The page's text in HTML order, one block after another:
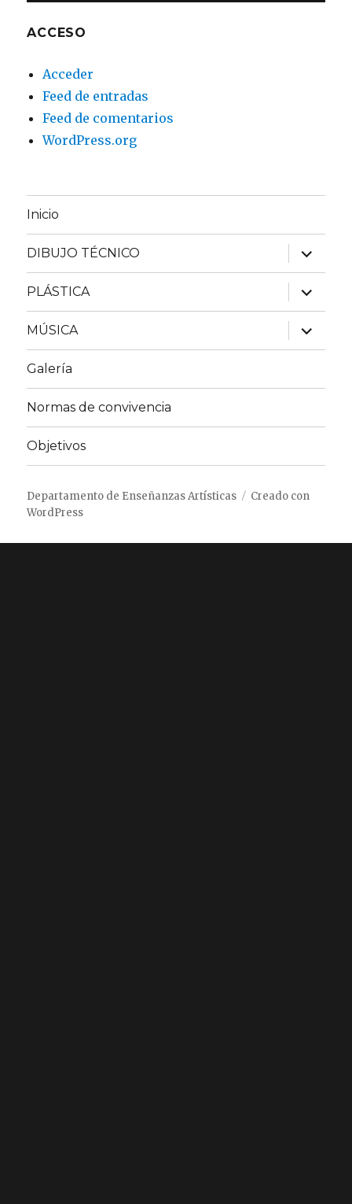
ACCESO
Acceder
Feed de entradas
Feed de comentarios
WordPress.org
Inicio
DIBUJO TÉCNICO
expande
el
menú
inferior
PLÁSTICA
expande
el
menú
inferior
MÚSICA
expande
el
menú
Galería
Normas de convivencia
Objetivos
Departamento de Enseñanzas Artísticas
Creado con
WordPress